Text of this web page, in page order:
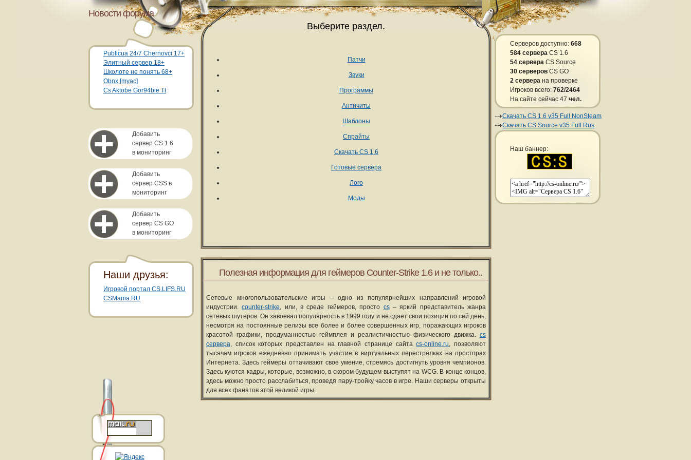
Новости форума
Publicua 24/7 Chernovci 17+
Элитный сервер 18+
Школоте не понять 68+
Obnx [myac]
Cs Aktobe Gor94bie Tt
Добавить
сервер CS 1.6
в мониторинг
Добавить
сервер CSS в
мониторинг
Добавить
сервер CS GO
в мониторинг
Серверов доступно: 668
584 сервера CS 1.6
54 сервера CS Source
30 серверов CS GO
2 сервера на проверке
Игроков всего: 762/2464
На сайте сейчас 47 чел.
Скачать CS 1.6 v35 Full NonSteam
Скачать CS Source v35 Full Rus
Наш баннер:
Выберите раздел.
Патчи
Звуки
Программы
Античиты
Шаблоны
Спрайты
Скачать CS 1.6
Готовые сервера
Лого
Моды
Полезная информация для геймеров Counter-Strike 1.6 и не только..
Сетевые многопользовательские игры – одно из популярнейших направлений игровой
индустрии.counter-strike, или, в среде геймеров, просто cs– яркий представитель жанра
сетевых шутеров. Он завоевал популярность в 1999 году и не сдает свои позиции по сей день,
несмотря на постоянные релизы все более и более совершенных игр, поражающих игроков
красотой графики, продуманностью геймплея и реалистичностью физического движка. cs
сервера, список которых представлен на главной странице сайтаcs-online.ru, позволяют
тысячам игроков ежедневно принимать участие в виртуальных перестрелках на просторах
Интернета. Здесь геймеры оттачивают свое умение, стремясь достигнуть уровня чемпионов.
Здесь куются кадры, которые, возможно, в скором будущем выступят на WCG. В конце концов,
здесь можно просто расслабиться, проведя пару-тройку часов в игре. Наши серверы открыты
для всех фанатов этой великой игры.
Наши друзья:
Игровой портал CS.LIFS.RU
CSMania.RU